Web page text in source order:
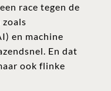
race tegen de
en machine
En dat
ook flinke